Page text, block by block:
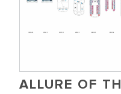
ALLURE OF